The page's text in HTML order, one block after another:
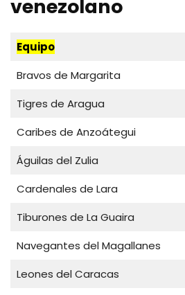
venezolano
Equipo
Bravos de Margarita
Tigres de Aragua
Caribes de Anzoátegui
Águilas del Zulia
Cardenales de Lara
Tiburones de La Guaira
Navegantes del Magallanes
Leones del Caracas